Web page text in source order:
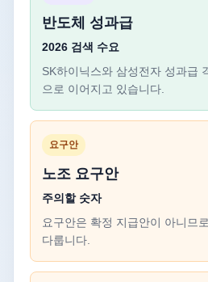
반도체 성과급
2026 검색 수요
SK하이닉스와 삼성전자 성과급
으로 이어지고 있습니다.
요구안
노조 요구안
주의할 숫자
요구안은 확정 지급안이 아니므
다룹니다.